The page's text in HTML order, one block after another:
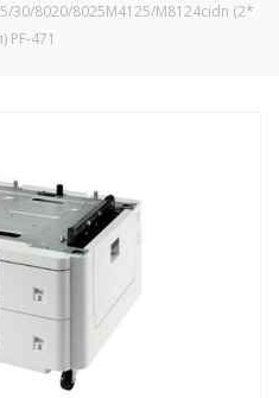
30/8020/8025M4125/M8124cidn (2*
PF-471